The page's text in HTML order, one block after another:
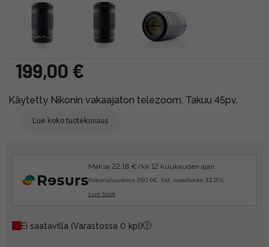
199,00 €
Käytetty Nikonin vakaajaton telezoom. Takuu 45pv.
Lue koko tuotekuvaus
Maksa 22.18 €/kk 12 kuukauden ajan.
Kokonaissumma 260.6€, tod. vuosikorko 33.15%.
Lue lisää
Ei saatavilla (Varastossa 0 kpl)